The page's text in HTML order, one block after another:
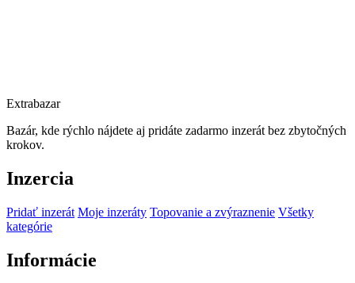
Extrabazar
Bazár, kde rýchlo nájdete aj pridáte zadarmo inzerát bez zbytočných
krokov.
Inzercia
Pridať inzerát Moje inzeráty Topovanie a zvýraznenie Všetky
kategórie
Informácie